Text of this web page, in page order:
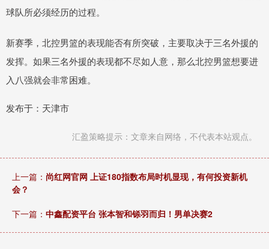
球队所必须经历的过程。
新赛季，北控男篮的表现能否有所突破，主要取决于三名外援的
发挥。如果三名外援的表现都不尽如人意，那么北控男篮想要进
入八强就会非常困难。
发布于：天津市
汇盈策略提示：文章来自网络，不代表本站观点。
上一篇： 尚红网官网 上证180指数布局时机显现，有何投资新机
会？
下一篇： 中鑫配资平台 张本智和铩羽而归！男单决赛2